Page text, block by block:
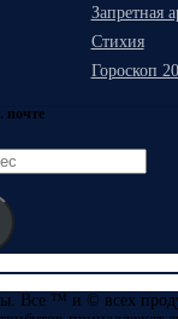
Запретная
Стихия
Гороскоп
почте
Все ™ и © всех